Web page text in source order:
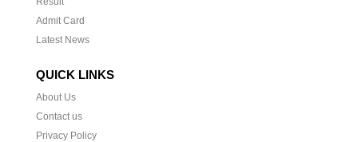
Admit Card
Latest News
QUICK LINKS
About Us
Contact us
Privacy Policy